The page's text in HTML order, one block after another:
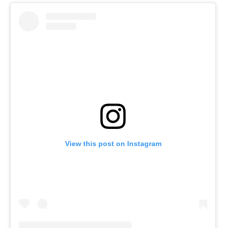
View this post on Instagram